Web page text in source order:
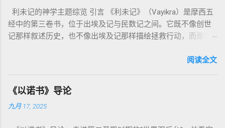
利未记的神学主题综览 引言 《利未记》（Vayikra）是摩西五
经中的第三卷书，位于出埃及记与民数记之间。它既不像创世
记那样叙述历史，也不像出埃及记那样描绘拯救行动，而是将
内容看似仪式化，《利未记》却揭示了 神的临在如何规范人类
为我耶和华你们的神是圣洁的。”（利未记19:2） 这节经文构成
整卷书的中心神学。希伯来文“קָדוֹשׁ”（kadosh）不仅意味着道
德上的圣洁，更意味着“分别出来”、“归属于神”。 《利未记》教
阅读全文
《以诺书》导论
九月 17, 2025